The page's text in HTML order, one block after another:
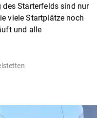
des Starterfelds sind nur
viele Startplätze noch
und alle